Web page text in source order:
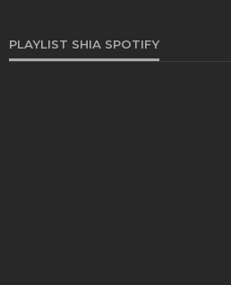
PLAYLIST SHIA SPOTIFY